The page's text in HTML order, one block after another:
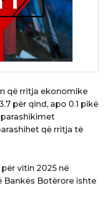
që rritja ekonomike
për qind, apo 0.1 pikë
që rritja të
vitin 2025 në
Bankës Botërore ishte